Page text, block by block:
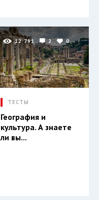
12 791 2 0
ТЕСТЫ
География и
культура. А знаете
ли вы...